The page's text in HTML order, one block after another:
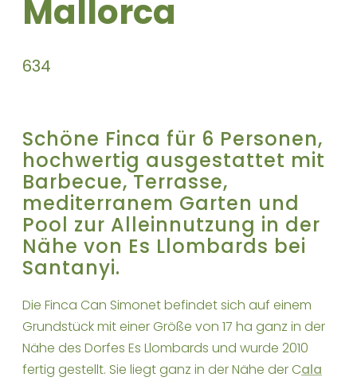
Mallorca
634
Schöne Finca für 6 Personen,
hochwertig ausgestattet mit
Barbecue, Terrasse,
mediterranem Garten und
Pool zur Alleinnutzung in der
Nähe von Es Llombards bei
Santanyi.
Die Finca Can Simonet befindet sich auf einem
Grundstück mit einer Größe von 17 ha ganz in der
Nähe des Dorfes Es Llombards und wurde 2010
fertig gestellt. Sie liegt ganz in der Nähe der Cala